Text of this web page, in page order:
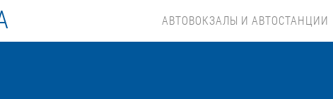
АВТОВОКЗАЛЫ И АВТОСТАНЦИИ